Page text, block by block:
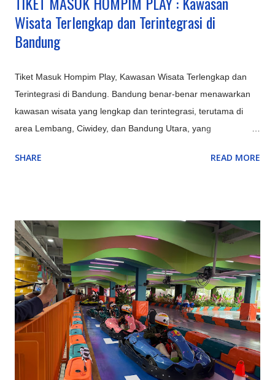
Wisata Terlengkap dan Terintegrasi di
Bandung
Tiket Masuk Hompim Play, Kawasan Wisata Terlengkap dan
Terintegrasi di Bandung. Bandung benar-benar menawarkan
kawasan wisata yang lengkap dan terintegrasi, terutama di
area Lembang, Ciwidey, dan Bandung Utara, yang
Tangkuban Parahu, Kawah Putih), rekreasi keluarga
Gedung Sate), menjadikannya destinasi multifungsi untuk
berbagai kalangan. Kawasan Utama dan Keunggulannya:
Lembang (Bandung Barat): Pusat wisata alam dan keluarga,
ada kebun teh, Tangkuban Parahu, Floating Market, The Great
Asia Africa, Lembang Park & Zoo, Dago Dream Park. Ciwidey
(Bandung Selatan): Terkenal dengan Kawah Putih, Ranca
Upas (rusa, camping), dan Glamping Lakeside dengan
suasana danau yang indah. Pangalengan: Untuk petualangan
seperti rafting di Sungai Palayangan dan off-road adventure
SHARE READ MORE